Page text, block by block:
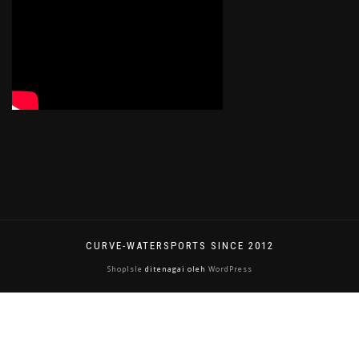
CURVE-WATERSPORTS SINCE 2012
ShopIsle ditenagai oleh WordPress